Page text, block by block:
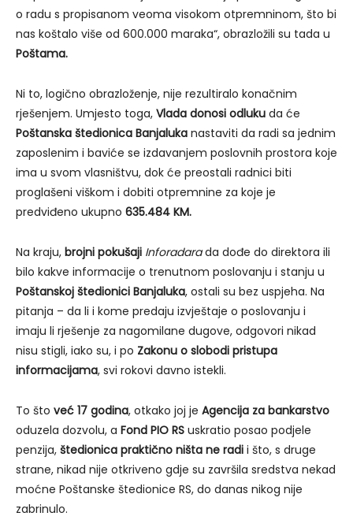
o radu s propisanom veoma visokom otpremninom, što bi
nas koštalo više od 600.000 maraka“, obrazložili su tada u
Poštama.
Ni to, logično obrazloženje, nije rezultiralo konačnim
rješenjem. Umjesto toga, Vlada donosi odluku da će
Poštanska štedionica Banjaluka nastaviti da radi sa jednim
zaposlenim i baviće se izdavanjem poslovnih prostora koje
ima u svom vlasništvu, dok će preostali radnici biti
proglašeni viškom i dobiti otpremnine za koje je
predviđeno ukupno 635.484 KM.
Na kraju, brojni pokušaji Inforadarada dođe do direktora ili
bilo kakve informacije o trenutnom poslovanju i stanju u
Poštanskoj štedionici Banjaluka, ostali su bez uspjeha. Na
pitanja – da li i kome predaju izvještaje o poslovanju i
imaju li rješenje za nagomilane dugove, odgovori nikad
nisu stigli, iako su, i po Zakonu o slobodi pristupa
informacijama, svi rokovi davno istekli.
To što već 17 godina, otkako joj je Agencija za bankarstvo
oduzela dozvolu, a Fond PIO RS uskratio posao podjele
penzija, štedionica praktično ništa ne radi i što, s druge
strane, nikad nije otkriveno gdje su završila sredstva nekad
moćne Poštanske štedionice RS, do danas nikog nije
zabrinulo.